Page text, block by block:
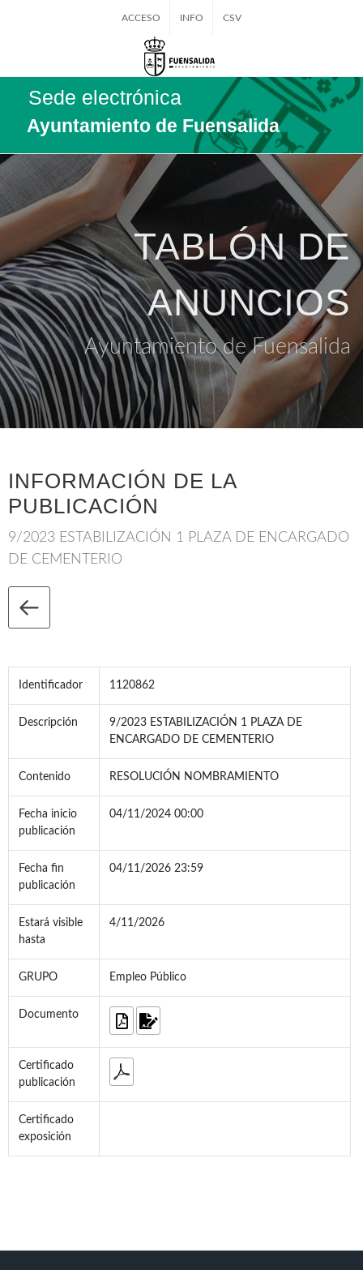
ACCESO INFO CSV
Sede electrónica
Ayuntamiento de Fuensalida
TABLÓN DE
ANUNCIOS
Ayuntamiento de Fuensalida
INFORMACIÓN DE LA
PUBLICACIÓN
9/2023 ESTABILIZACIÓN 1 PLAZA DE ENCARGADO
DE CEMENTERIO
Identificador 1120862
Descripción
9/2023 ESTABILIZACIÓN 1 PLAZA DE
ENCARGADO DE CEMENTERIO
Contenido RESOLUCIÓN NOMBRAMIENTO
Fecha inicio
publicación
04/11/2024 00:00
Fecha fin
publicación
04/11/2026 23:59
Estará visible
hasta
4/11/2026
GRUPO Empleo Público
Documento
Certificado
publicación
Certificado
exposición